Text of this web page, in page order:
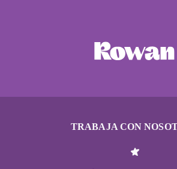
TRABAJA CON